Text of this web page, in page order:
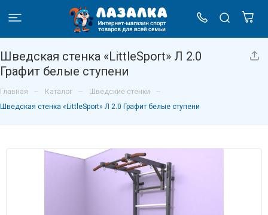
Шведская стенка «LittleSport» Л 2.0
Графит белые ступени
Главная – Каталог – Шведские стенки –
Шведская стенка «LittleSport» Л 2.0 Графит белые ступени